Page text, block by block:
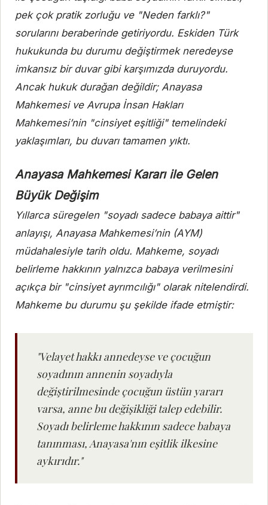
pek çok pratik zorluğu ve "Neden farklı?"
sorularını beraberinde getiriyordu. Eskiden Türk
hukukunda bu durumu değiştirmek neredeyse
imkansız bir duvar gibi karşımızda duruyordu.
Ancak hukuk durağan değildir; Anayasa
Mahkemesi ve Avrupa İnsan Hakları
Mahkemesi’nin "cinsiyet eşitliği" temelindeki
yaklaşımları, bu duvarı tamamen yıktı.
Anayasa Mahkemesi Kararı ile Gelen
Büyük Değişim
Yıllarca süregelen "soyadı sadece babaya aittir"
anlayışı, Anayasa Mahkemesi’nin (AYM)
müdahalesiyle tarih oldu. Mahkeme, soyadı
belirleme hakkının yalnızca babaya verilmesini
açıkça bir "cinsiyet ayrımcılığı" olarak nitelendirdi.
Mahkeme bu durumu şu şekilde ifade etmiştir:
"Velayet hakkı annedeyse ve çocuğun
soyadının annenin soyadıyla
değiştirilmesinde çocuğun üstün yararı
varsa, anne bu değişikliği talep edebilir.
Soyadı belirleme hakkının sadece babaya
tanınması, Anayasa'nın eşitlik ilkesine
aykırıdır."